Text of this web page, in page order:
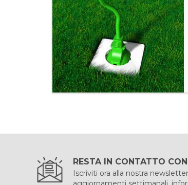
RESTA IN CONTATTO
Iscriviti ora alla nostra